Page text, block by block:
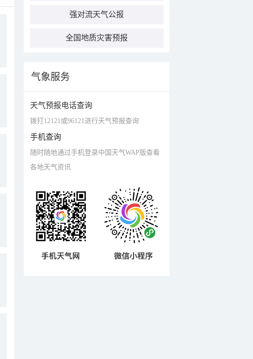
强对流天气公报
全国地质灾害预报
气象服务
天气预报电话查询
拨打12121或96121进行天气预报查询
手机查询
随时随地通过手机登录中国天气WAP版查看
各地天气资讯